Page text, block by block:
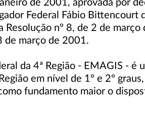
de 2001, aprovada por
Federal Fábio Bittencourt
Resolução nº 8, de 2 de
de março de 2001.
da 4ª Região - EMAGIS -
em nível de 1º e 2º
fundamento maior o